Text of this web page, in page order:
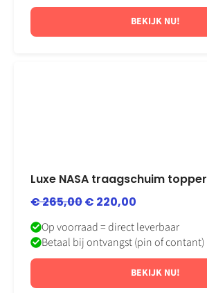
BEKIJK NU!
Luxe NASA traagschuim topper
€265,00€ 220,00
Op voorraad = direct leverbaar
Betaal bij ontvangst (pin of contant)
BEKIJK NU!